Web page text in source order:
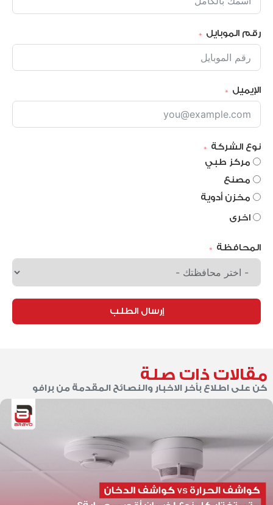
رقم الموبايل
الإيميل
نوع الشركة
مركز طبي
مصنع
مخزن أدوية
اخرى
المحافظة
إرسال الطلب
مقالات ذات صلة
كن على اطلاع بأخر الاخبار والنصائح المقدمة من برافو